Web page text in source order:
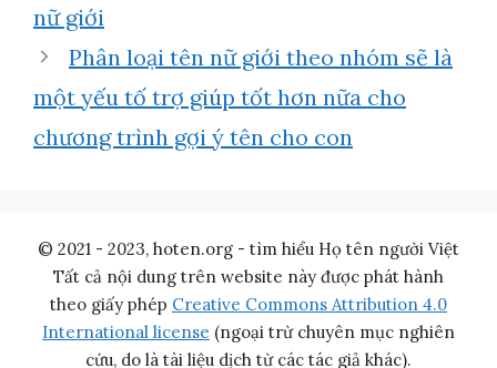
nữ giới
Phân loại tên nữ giới theo nhóm sẽ là
một yếu tố trợ giúp tốt hơn nữa cho
chương trình gợi ý tên cho con
© 2021 - 2023, hoten.org - tìm hiểu Họ tên người Việt
Tất cả nội dung trên website này được phát hành
theo giấy phép Creative Commons Attribution 4.0
International license (ngoại trừ chuyên mục nghiên
cứu, do là tài liệu dịch từ các tác giả khác).